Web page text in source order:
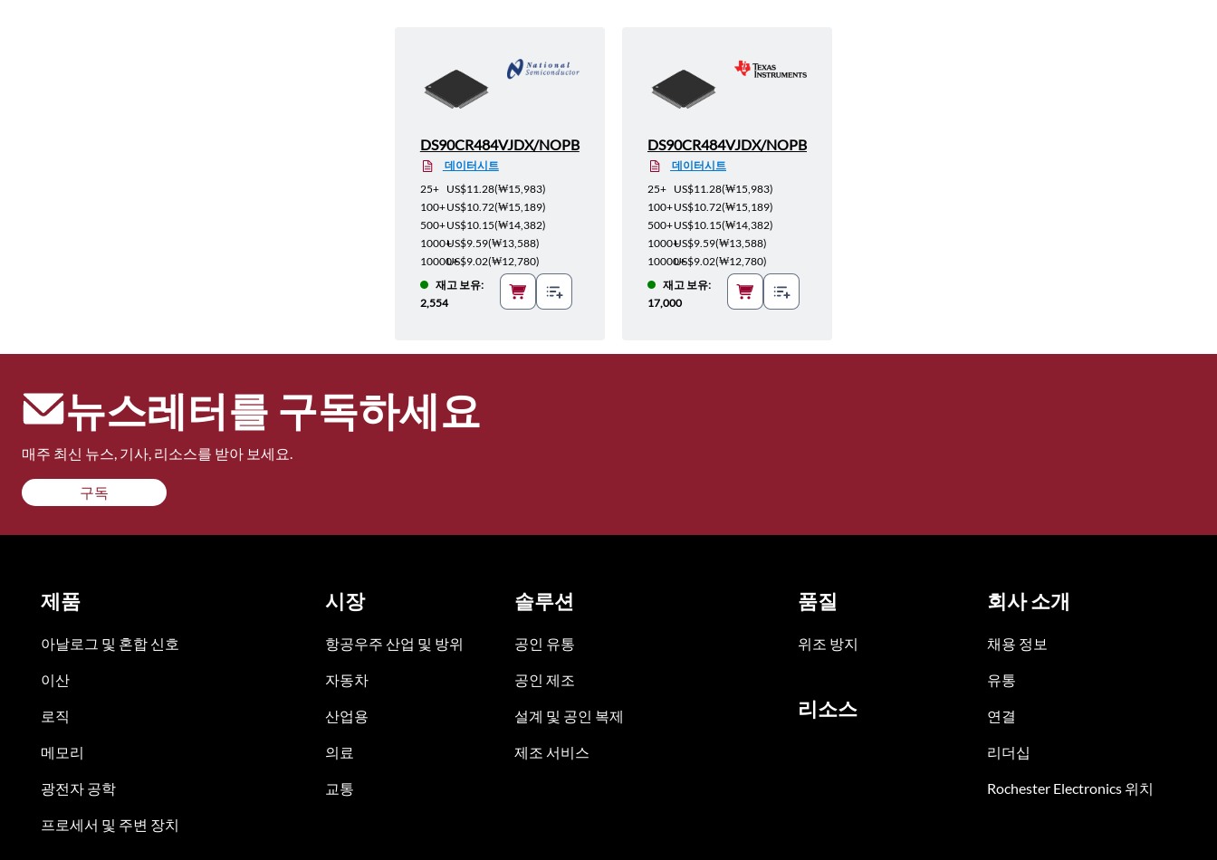
DS90CR484VJDX/NOPB
데이터시트
25+
US$11.28(₩15,983)
100+US$10.72(₩15,189)
500+US$10.15(₩14,382)
1000+US$9.59(₩13,588)
10000+US$9.02(₩12,780)
재고 보유:
2,554
DS90CR484VJDX/NOPB
데이터시트
25+ US$11.28(₩15,983)
100+US$10.72(₩15,189)
500+US$10.15(₩14,382)
1000+US$9.59(₩13,588)
10000+US$9.02(₩12,780)
재고 보유:
17,000
뉴스레터를 구독하세요
매주 최신 뉴스, 기사, 리소스를 받아 보세요.
구독
제품
아날로그 및 혼합 신호
이산
로직
메모리
광전자 공학
프로세서 및 주변 장치
시장
항공우주 산업 및 방위
자동차
산업용
의료
교통
솔루션
공인 유통
공인 제조
설계 및 공인 복제
제조 서비스
품질
위조 방지
리소스
회사 소개
채용 정보
유통
연결
리더십
Rochester Electronics 위치